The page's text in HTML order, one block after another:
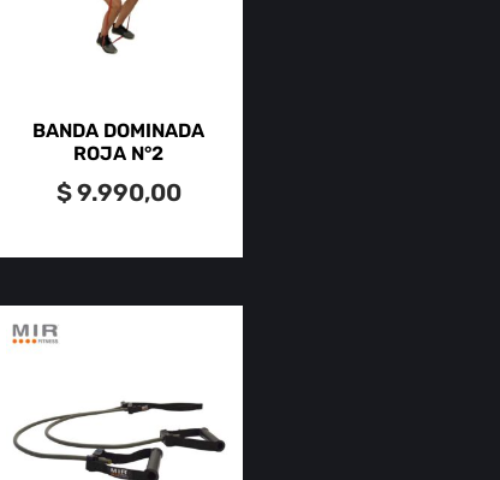
BANDA DOMINADA
ROJA N°2
$9.990,00